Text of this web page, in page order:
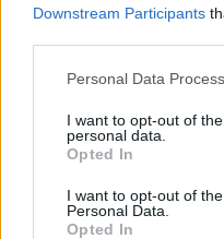
Downstream Participants
Please note that this
not limited to your visit or
grant or deny consent to
use your data for below
consent section.
Personal Data
I want to opt-out of
personal data.
Opted In
I want to opt-out of
Personal Data.
Opted In
Facebookon is!